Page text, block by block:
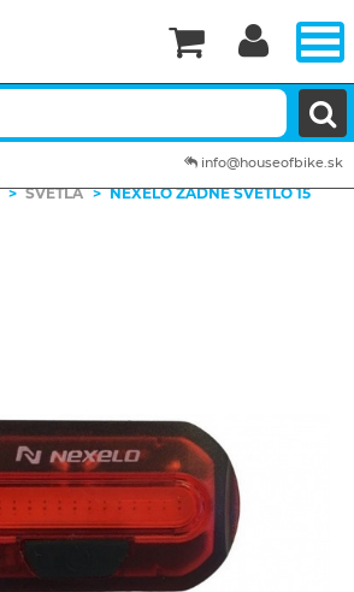
> SVETLÁ > NEXELO ZADNÉ SVETLO 15


info@houseofbike.sk